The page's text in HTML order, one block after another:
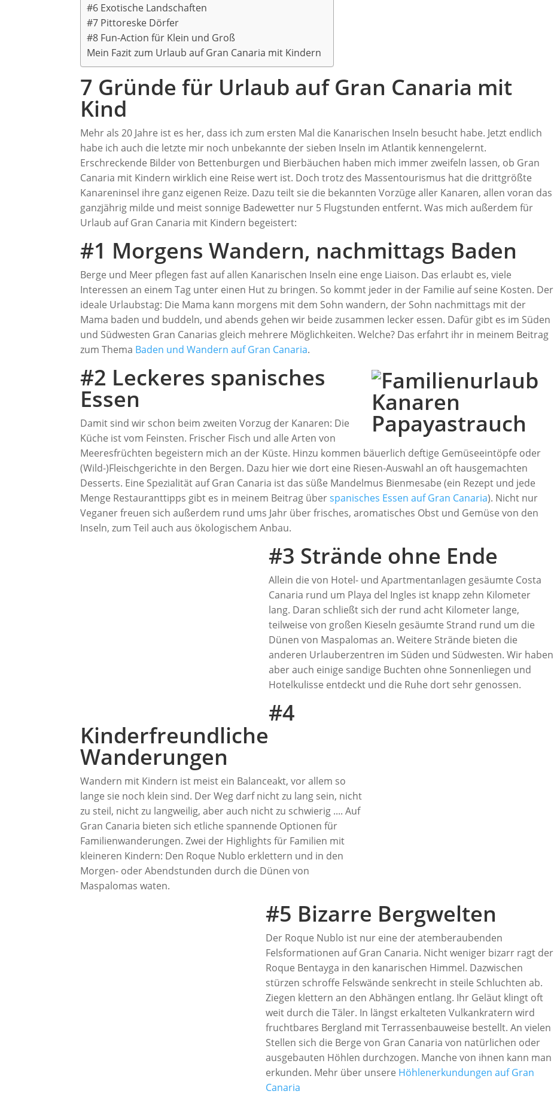
#6 Exotische Landschaften
#7 Pittoreske Dörfer
#8 Fun-Action für Klein und Groß
Mein Fazit zum Urlaub auf Gran Canaria mit Kindern
7 Gründe für Urlaub auf Gran Canaria mit
Kind
Mehr als 20 Jahre ist es her, dass ich zum ersten Mal die Kanarischen Inseln besucht habe. Jetzt endlich
habe ich auch die letzte mir noch unbekannte der sieben Inseln im Atlantik kennengelernt.
Erschreckende Bilder von Bettenburgen und Bierbäuchen haben mich immer zweifeln lassen, ob Gran
Canaria mit Kindern wirklich eine Reise wert ist. Doch trotz des Massentourismus hat die drittgrößte
Kanareninsel ihre ganz eigenen Reize. Dazu teilt sie die bekannten Vorzüge aller Kanaren, allen voran das
ganzjährig milde und meist sonnige Badewetter nur 5 Flugstunden entfernt. Was mich außerdem für
Urlaub auf Gran Canaria mit Kindern begeistert:
#1 Morgens Wandern, nachmittags Baden
Berge und Meer pflegen fast auf allen Kanarischen Inseln eine enge Liaison. Das erlaubt es, viele
Interessen an einem Tag unter einen Hut zu bringen. So kommt jeder in der Familie auf seine Kosten. Der
ideale Urlaubstag: Die Mama kann morgens mit dem Sohn wandern, der Sohn nachmittags mit der
Mama baden und buddeln, und abends gehen wir beide zusammen lecker essen. Dafür gibt es im Süden
und Südwesten Gran Canarias gleich mehrere Möglichkeiten. Welche? Das erfahrt ihr in meinem Beitrag
zum Thema Baden und Wandern auf Gran Canaria.
#2 Leckeres spanisches
Essen
Damit sind wir schon beim zweiten Vorzug der Kanaren: Die
Küche ist vom Feinsten. Frischer Fisch und alle Arten von
Meeresfrüchten begeistern mich an der Küste. Hinzu kommen bäuerlich deftige Gemüseeintöpfe oder
(Wild-)Fleischgerichte in den Bergen. Dazu hier wie dort eine Riesen-Auswahl an oft hausgemachten
Desserts. Eine Spezialität auf Gran Canaria ist das süße Mandelmus Bienmesabe (ein Rezept und jede
Menge Restauranttipps gibt es in meinem Beitrag überspanisches Essen auf Gran Canaria). Nicht nur
Veganer freuen sich außerdem rund ums Jahr über frisches, aromatisches Obst und Gemüse von den
Inseln, zum Teil auch aus ökologischem Anbau.
#3 Strände ohne Ende
Allein die von Hotel- und Apartmentanlagen gesäumte Costa
Canaria rund um Playa del Ingles ist knapp zehn Kilometer
lang. Daran schließt sich der rund acht Kilometer lange,
teilweise von großen Kieseln gesäumte Strand rund um die
Dünen von Maspalomas an. Weitere Strände bieten die
anderen Urlauberzentren im Süden und Südwesten. Wir haben
aber auch einige sandige Buchten ohne Sonnenliegen und
Hotelkulisse entdeckt und die Ruhe dort sehr genossen.
#4
Kinderfreundliche
Wanderungen
Wandern mit Kindern ist meist ein Balanceakt, vor allem so
lange sie noch klein sind. Der Weg darf nicht zu lang sein, nicht
zu steil, nicht zu langweilig, aber auch nicht zu schwierig .... Auf
Gran Canaria bieten sich etliche spannende Optionen für
Familienwanderungen. Zwei der Highlights für Familien mit
kleineren Kindern: Den Roque Nublo erklettern und in den
Morgen- oder Abendstunden durch die Dünen von
Maspalomas waten.
#5 Bizarre Bergwelten
Der Roque Nublo ist nur eine der atemberaubenden
Felsformationen auf Gran Canaria. Nicht weniger bizarr ragt der
Roque Bentayga in den kanarischen Himmel. Dazwischen
stürzen schroffe Felswände senkrecht in steile Schluchten ab.
Ziegen klettern an den Abhängen entlang. Ihr Geläut klingt oft
weit durch die Täler. In längst erkalteten Vulkankratern wird
fruchtbares Bergland mit Terrassenbauweise bestellt. An vielen
Stellen sich die Berge von Gran Canaria von natürlichen oder
ausgebauten Höhlen durchzogen. Manche von ihnen kann man
erkunden. Mehr über unsere Höhlenerkundungen auf Gran
Canaria